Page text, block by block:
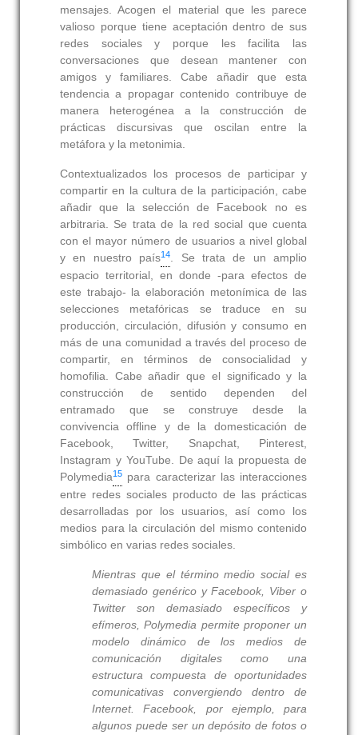
mensajes. Acogen el material que les parece
valioso porque tiene aceptación dentro de sus
redes sociales y porque les facilita las
conversaciones que desean mantener con
amigos y familiares. Cabe añadir que esta
tendencia a propagar contenido contribuye de
manera heterogénea a la construcción de
prácticas discursivas que oscilan entre la
metáfora y la metonimia.
Contextualizados los procesos de participar y
compartir en la cultura de la participación, cabe
añadir que la selección de Facebook no es
arbitraria. Se trata de la red social que cuenta
con el mayor número de usuarios a nivel global
y en nuestro país14
. Se trata de un amplio
espacio territorial, en donde -para efectos de
este trabajo- la elaboración metonímica de las
selecciones metafóricas se traduce en su
producción, circulación, difusión y consumo en
más de una comunidad a través del proceso de
compartir, en términos de consocialidad y
homofilia. Cabe añadir que el significado y la
construcción de sentido dependen del
entramado que se construye desde la
convivencia offline y de la domesticación de
Facebook, Twitter, Snapchat, Pinterest,
Instagram y YouTube. De aquí la propuesta de
Polymedia15 para caracterizar las interacciones
entre redes sociales producto de las prácticas
desarrolladas por los usuarios, así como los
medios para la circulación del mismo contenido
simbólico en varias redes sociales.
Mientras que el término medio social es
demasiado genérico y Facebook, Viber o
Twitter son demasiado específicos y
efímeros, Polymedia permite proponer un
modelo dinámico de los medios de
comunicación digitales como una
estructura compuesta de oportunidades
comunicativas convergiendo dentro de
Internet. Facebook, por ejemplo, para
algunos puede ser un depósito de fotos o